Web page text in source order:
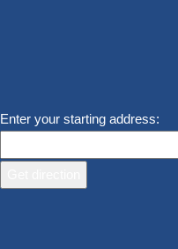
Enter your starting address: